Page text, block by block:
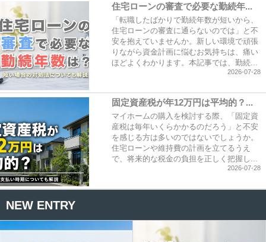
住宅ローンの審査で必要な勤続年...
「転職したばかりで勤続年数が短いから、
住宅ローンの審査に通らないのでは」と不
安を抱えていませんか。新しい環境で頑張
りながら資金計画に悩むお気持ちは、痛い
ほどよくわかります。本記事では、勤続...
2026-07-28
固定資産税が年12万円は平均的？...
マイホームの購入を検討する際、「固定資
産税は毎年いくらかかるのだろう」と不安
を感じる方は多いのではないでしょうか。
住宅ローンや維持費の計画を立てるうえ
で、将来的な税金の負担を正しく把握し...
2026-07-28
NEW ENTRY